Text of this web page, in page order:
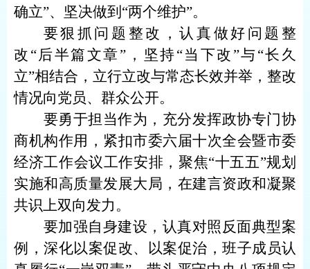
确立”、坚决做到“两个维护”。
要狠抓问题整改，认真做好问题整
改“后半篇文章”，坚持“当下改”与“长久
立”相结合，立行立改与常态长效并举，整改
情况向党员、群众公开。
要勇于担当作为，充分发挥政协专门协
商机构作用，紧扣市委六届十次全会暨市委
经济工作会议工作安排，聚焦“十五五”规划
实施和高质量发展大局，在建言资政和凝聚
共识上双向发力。
要加强自身建设，认真对照反面典型案
例，深化以案促改、以案促治，班子成员认